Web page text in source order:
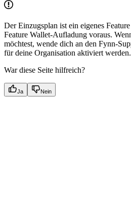
Der Einzugsplan ist ein eigenes
Feature Wallet-Aufladung voraus.
möchtest, wende dich an den Fynn-
für deine Organisation aktiviert werden.
War diese Seite hilfreich?
Ja Nein